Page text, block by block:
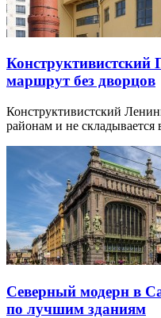
Конструктивистский
маршрут без дворцов
Конструктивистский
районам и не
Северный модерн в
по лучшим зданиям